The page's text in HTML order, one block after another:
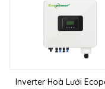
Inverter Hoà Lưới